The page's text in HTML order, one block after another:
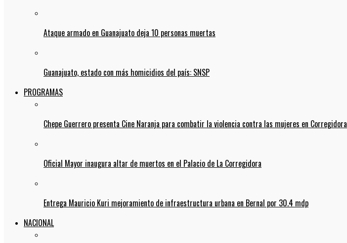
Ataque armado en Guanajuato deja 10 personas muertas
Guanajuato, estado con más homicidios del país: SNSP
PROGRAMAS
Chepe Guerrero presenta Cine Naranja para combatir la violencia contra las mujeres en Corregidora
Oficial Mayor inaugura altar de muertos en el Palacio de La Corregidora
Entrega Mauricio Kuri mejoramiento de infraestructura urbana en Bernal por 30.4 mdp
NACIONAL